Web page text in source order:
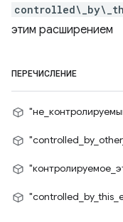
этим расширением
ПЕРЕЧИСЛЕНИЕ